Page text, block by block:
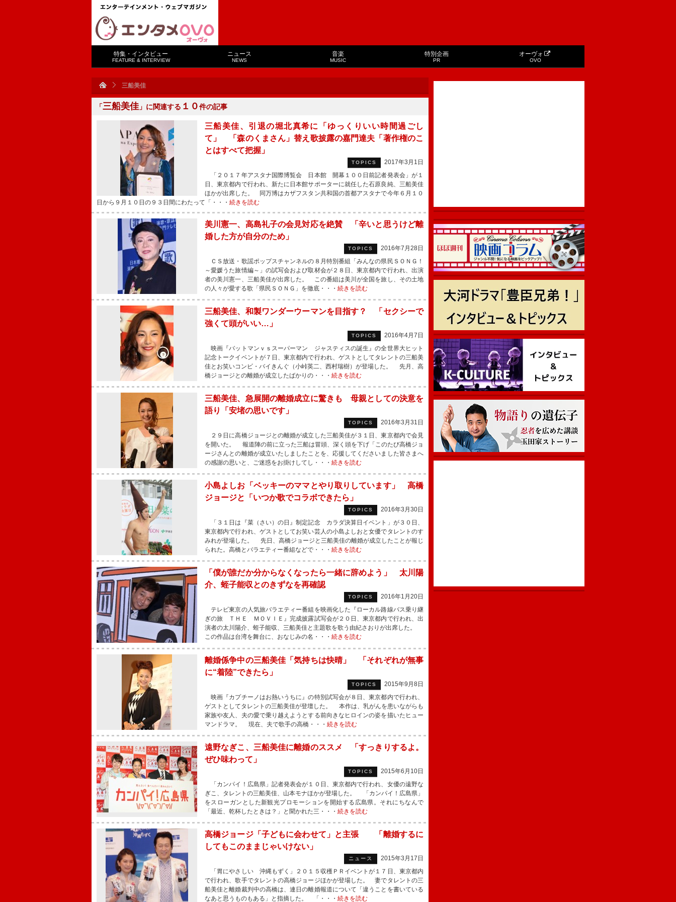
特集・インタビュー
FEATURE & INTERVIEW
ニュース
NEWS
音楽
MUSIC
特別企画
PR
オーヴォ
OVO
三船美佳
「三船美佳 」に関連する １０件の記事
三船美佳、引退の堀北真希に「ゆっくりいい時間過ごし
て」 「森のくまさん」替え歌披露の嘉門達夫「著作権のこ
とはすべて把握」
TOPICS
2017年3月1日
「２０１７年アスタナ国際博覧会 日本館 開幕１００日前記者発表会」が１
日、東京都内で行われ、新たに日本館サポーターに就任した石原良純、三船美佳
ほかが出席した。 同万博はカザフスタン共和国の首都アスタナで今年６月１０
日から９月１０日の９３日間にわたって「・・・ 続きを読む
美川憲一、高島礼子の会見対応を絶賛 「辛いと思うけど離
婚した方が自分のため」
TOPICS
2016年7月28日
ＣＳ放送・歌謡ポップスチャンネルの８月特別番組「みんなの県民ＳＯＮＧ！
～愛媛うた旅情編～」の試写会および取材会が２８日、東京都内で行われ、出演
者の美川憲一、三船美佳が出席した。 この番組は美川が全国を旅し、その土地
の人々が愛する歌「県民ＳＯＮＧ」を徹底・・・ 続きを読む
三船美佳、和製ワンダーウーマンを目指す？ 「セクシーで
強くて頭がいい…」
TOPICS
2016年4月7日
映画『バットマンｖｓスーパーマン ジャスティスの誕生』の全世界大ヒット
記念トークイベントが７日、東京都内で行われ、ゲストとしてタレントの三船美
佳とお笑いコンビ・バイきんぐ（小峠英二、西村瑞樹）が登場した。 先月、高
橋ジョージとの離婚が成立したばかりの・・・ 続きを読む
三船美佳、急展開の離婚成立に驚きも 母親としての決意を
語り「安堵の思いです」
TOPICS
2016年3月31日
２９日に高橋ジョージとの離婚が成立した三船美佳が３１日、東京都内で会見
を開いた。 報道陣の前に立った三船は冒頭、深く頭を下げ「このたび高橋ジョ
ージさんとの離婚が成立いたしましたことを、応援してくださいました皆さまへ
の感謝の思いと、ご迷惑をお掛けしてし・・・ 続きを読む
小島よしお「ベッキーのママとやり取りしています」 高橋
ジョージと「いつか歌でコラボできたら」
TOPICS
2016年3月30日
「３１日は『菜（さい）の日』制定記念 カラダ決算日イベント」が３０日、
東京都内で行われ、ゲストとしてお笑い芸人の小島よしおと女優でタレントのす
みれが登場した。 先日、高橋ジョージと三船美佳の離婚が成立したことが報じ
られた。高橋とバラエティー番組などで・・・ 続きを読む
「僕が誰だか分からなくなったら一緒に辞めよう」 太川陽
介、蛭子能収とのきずなを再確認
TOPICS
2016年1月20日
テレビ東京の人気旅バラエティー番組を映画化した『ローカル路線バス乗り継
ぎの旅 ＴＨＥ ＭＯＶＩＥ』完成披露試写会が２０日、東京都内で行われ、出
演者の太川陽介、蛭子能収、三船美佳と主題歌を歌う由紀さおりが出席した。
この作品は台湾を舞台に、おなじみの名・・・ 続きを読む
離婚係争中の三船美佳「気持ちは快晴」 「それぞれが無事
に“着陸”できたら」
TOPICS
2015年9月8日
映画『カプチーノはお熱いうちに』の特別試写会が８日、東京都内で行われ、
ゲストとしてタレントの三船美佳が登壇した。 本作は、乳がんを患いながらも
家族や友人、夫の愛で乗り越えようとする前向きなヒロインの姿を描いたヒュー
マンドラマ。 現在、夫で歌手の高橋・・・ 続きを読む
遠野なぎこ、三船美佳に離婚のススメ 「すっきりするよ。
ぜひ味わって」
TOPICS
2015年6月10日
「カンパイ！広島県」記者発表会が１０日、東京都内で行われ、女優の遠野な
ぎこ、タレントの三船美佳、山本モナほかが登場した。 「カンパイ！広島県」
をスローガンとした新観光プロモーションを開始する広島県。それにちなんで
「最近、乾杯したときは？」と聞かれた三・・・ 続きを読む
高橋ジョージ「子どもに会わせて」と主張 「離婚するに
してもこのままじゃいけない」
ニュース
2015年3月17日
「胃にやさしい 沖縄もずく」２０１５収穫ＰＲイベントが１７日、東京都内
で行われ、歌手でタレントの高橋ジョージほかが登場した。 妻でタレントの三
船美佳と離婚裁判中の高橋は、連日の離婚報道について「違うことを書いている
なあと思うものもある」と指摘した。 「・・・ 続きを読む